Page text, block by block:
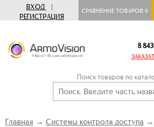
ВХОД
|
РЕГИСТРАЦИЯ
СРАВНЕНИЕ ТОВАРОВ0
8
Поиск товаров по
Главная → Системы контроля доступа →